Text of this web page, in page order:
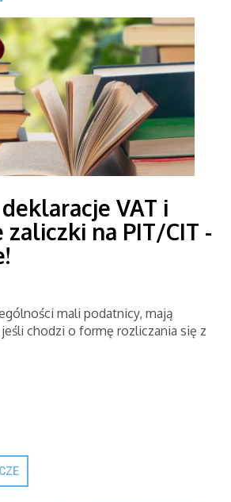
VAT i
zaliczki na PIT/CIT -
mali podatnicy, mają
chodzi o formę rozliczania się z